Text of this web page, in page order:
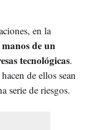
en la
de un
tecnológicas.
de ellos sean
serie de riesgos.